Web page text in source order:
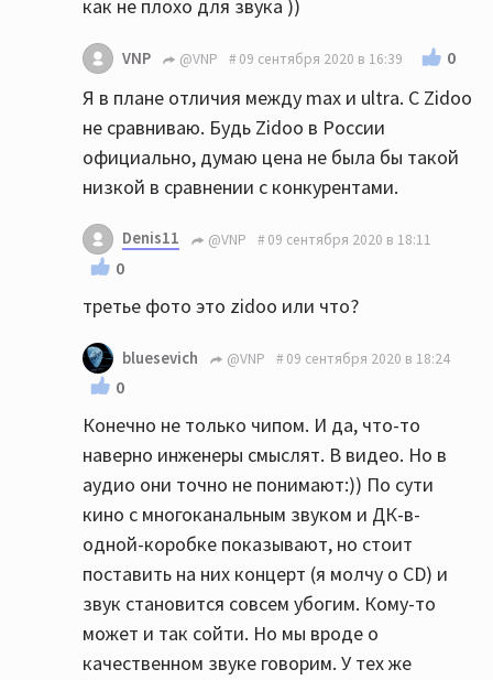
как не плохо для звука ))
VNP @VNP 09 сентября 2020 в 16:39 0
Я в плане отличия между max и ultra. С Zidoo
не сравниваю. Будь Zidoo в России
официально, думаю цена не была бы такой
низкой в сравнении с конкурентами.
Denis11 @VNP 09 сентября 2020 в 18:11
0
третье фото это zidoo или что?
bluesevich @VNP 09 сентября 2020 в 18:24
0
Конечно не только чипом. И да, что-то
наверно инженеры смыслят. В видео. Но в
аудио они точно не понимают:)) По сути
кино с многоканальным звуком и ДК-в-
одной-коробке показывают, но стоит
поставить на них концерт (я молчу о CD) и
звук становится совсем убогим. Кому-то
может и так сойти. Но мы вроде о
качественном звуке говорим. У тех же